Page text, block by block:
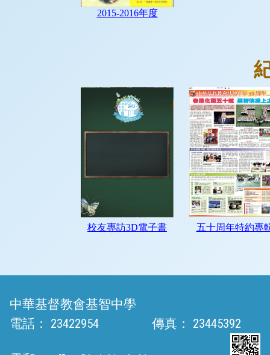
中華基督教會基智中學
電話：
23422954 傳真： 23445392